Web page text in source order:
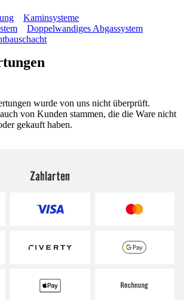
Kaminsysteme
Doppelwandiges Abgassystem
wurde von uns nicht überprüft.
von Kunden stammen, die die Ware nicht
gekauft haben.
Zahlarten